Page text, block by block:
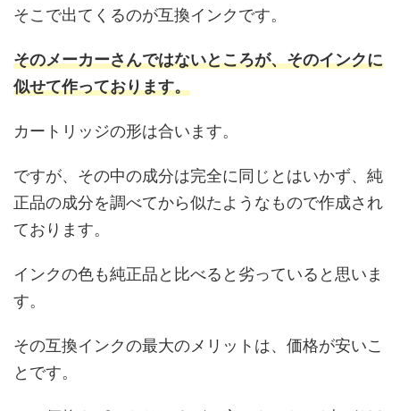
そこで出てくるのが互換インクです。
そのメーカーさんではないところが、そのインクに
似せて作っております。
カートリッジの形は合います。
ですが、その中の成分は完全に同じとはいかず、純
正品の成分を調べてから似たようなもので作成され
ております。
インクの色も純正品と比べると劣っていると思いま
す。
その互換インクの最大のメリットは、価格が安いこ
とです。